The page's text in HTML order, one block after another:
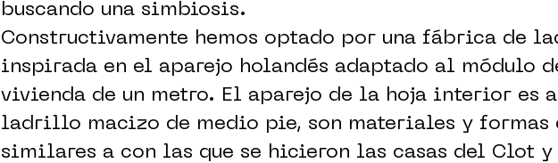
buscando una simbiosis.
Constructivamente hemos optado por una fábrica de
inspirada en el aparejo holandés adaptado al módulo
vivienda de un metro. El aparejo de la hoja interior es
ladrillo macizo de medio pie, son materiales y formas
similares a con las que se hicieron las casas del Clot y